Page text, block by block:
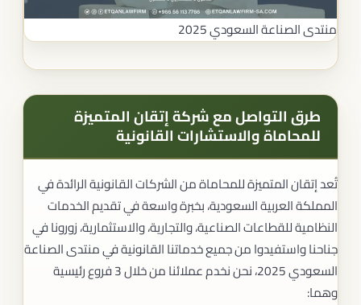
منتدى الصناعة السعودي 2025
طرق التواصل مع شركة إتقان المتميزة
للمحاماة والاستشارات القانونية
تُعد إتقان المتميزة للمحاماة من الشركات القانونية الرائدة في
المملكة العربية السعودية، بخبرة واسعة في تقديم الخدمات
النظامية للقطاعات الصناعية، والتجارية، والاستثمارية، زورونا في
جناحنا واستفيدوا من جميع خدماتنا القانونية في منتدى الصناعة
السعودي 2025، نحن نخدم عملائنا من خلال 3 فروع رئيسية
وهما: